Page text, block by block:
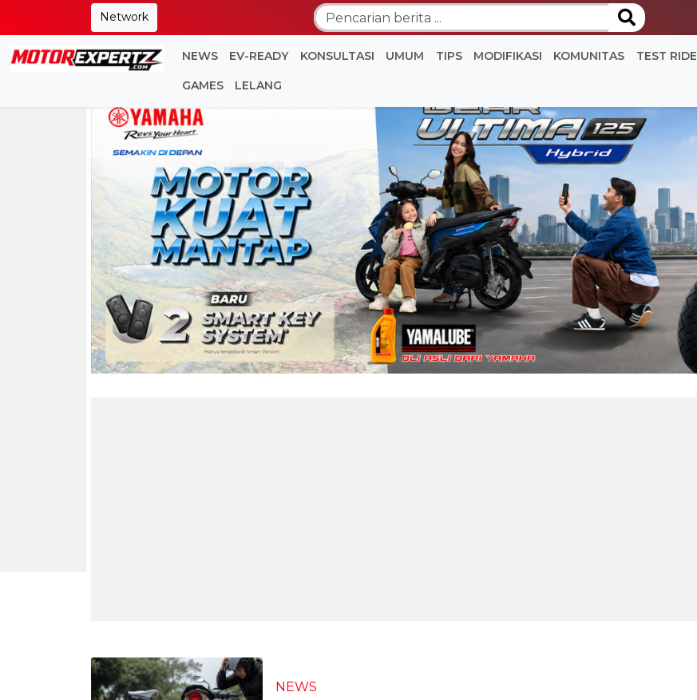
Network
NEWS EV-READY KONSULTASI UMUM TIPS MODIFIKASI KOMUNITAS TEST RIDE
GAMES LELANG
NEWS